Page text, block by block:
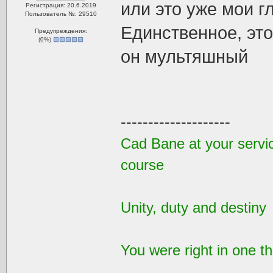
Регистрация: 20.6.2019
Пользователь №: 29510
Предупреждения:
(0%)
или это уже мои
Единственное,
он мультяшный
--------------------
Cad Bane at your
course
Unity, duty and destiny
You were right in one